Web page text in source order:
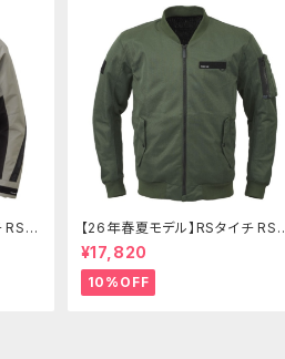
RSJ
【26年春夏モデル】RSタイチ RSJ
351 エアーフライトジャケット
¥17,820
10%OFF